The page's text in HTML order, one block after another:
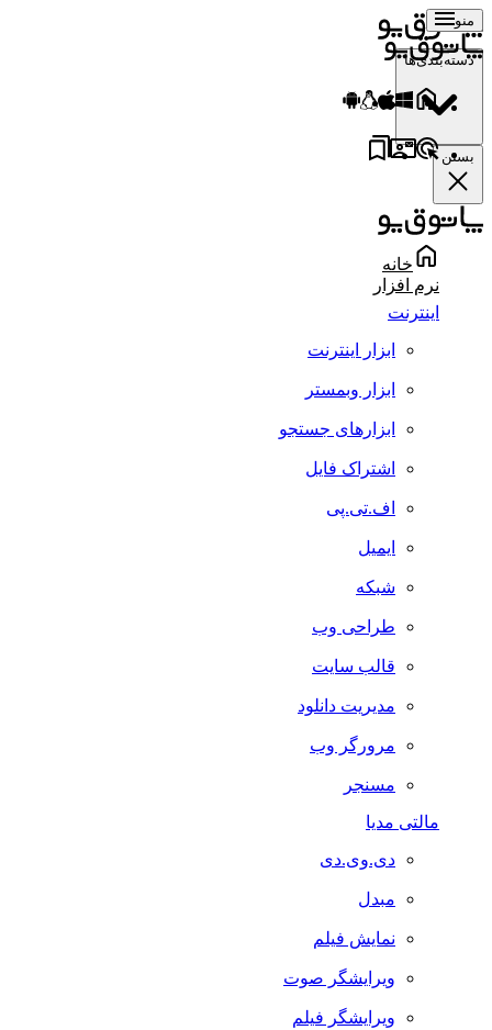
منو
دسته‌بندی‌ها
بستن
خانه
نرم افزار
اینترنت
ابزار اینترنت
ابزار وبمستر
ابزارهای جستجو
اشتراک فایل
اف.تی.پی
ایمیل
شبکه
طراحی وب
قالب سایت
مدیریت دانلود
مرورگر وب
مسنجر
مالتی مدیا
دی.وی.دی
مبدل
نمایش فیلم
ویرایشگر صوت
ویرایشگر فیلم